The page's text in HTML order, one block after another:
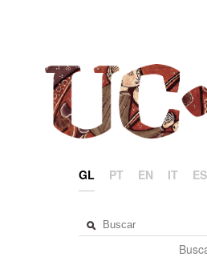
GL PT EN IT ES